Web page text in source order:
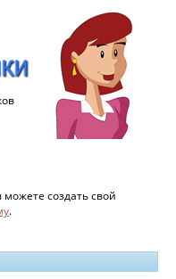
создать свой
.